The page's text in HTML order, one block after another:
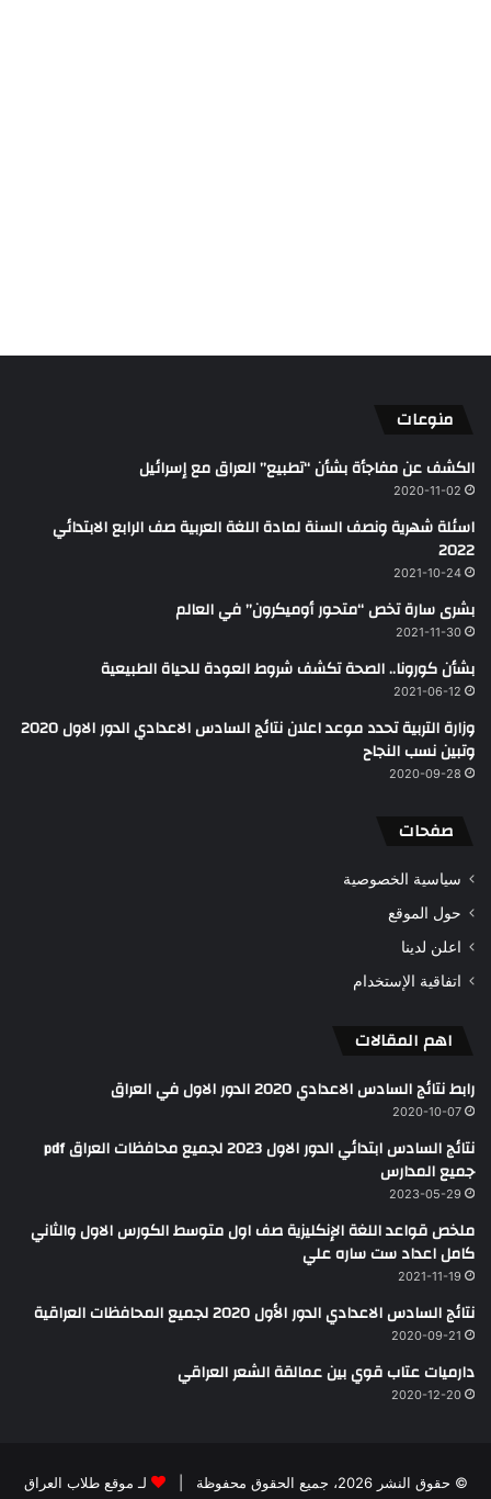
منوعات
الكشف عن مفاجأة بشأن “تطبيع” العراق مع إسرائيل
2020-11-02
اسئلة شهرية ونصف السنة لمادة اللغة العربية صف الرابع الابتدائي
2022
2021-10-24
بشرى سارة تخص “متحور أوميكرون” في العالم
2021-11-30
بشأن كورونا.. الصحة تكشف شروط العودة للحياة الطبيعية
2021-06-12
وزارة التربية تحدد موعد اعلان نتائج السادس الاعدادي الدور الاول 2020
وتبين نسب النجاح
2020-09-28
صفحات
سياسية الخصوصية
حول الموقع
اعلن لدينا
اتفاقية الإستخدام
اهم المقالات
رابط نتائج السادس الاعدادي 2020 الدور الاول في العراق
2020-10-07
نتائج السادس ابتدائي الدور الاول 2023 لجميع محافظات العراق pdf
جميع المدارس
2023-05-29
ملخص قواعد اللغة الإنكليزية صف اول متوسط الكورس الاول والثاني
كامل اعداد ست ساره علي
2021-11-19
نتائج السادس الاعدادي الدور الأول 2020 لجميع المحافظات العراقية
2020-09-21
دارميات عتاب قوي بين عمالقة الشعر العراقي
2020-12-20
© حقوق النشر 2026، جميع الحقوق محفوظة | لـ موقع طلاب العراق